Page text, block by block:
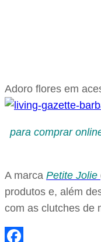
Adoro flores em
para comprar
A marca Petite Jolie
produtos e, além
com as clutches de